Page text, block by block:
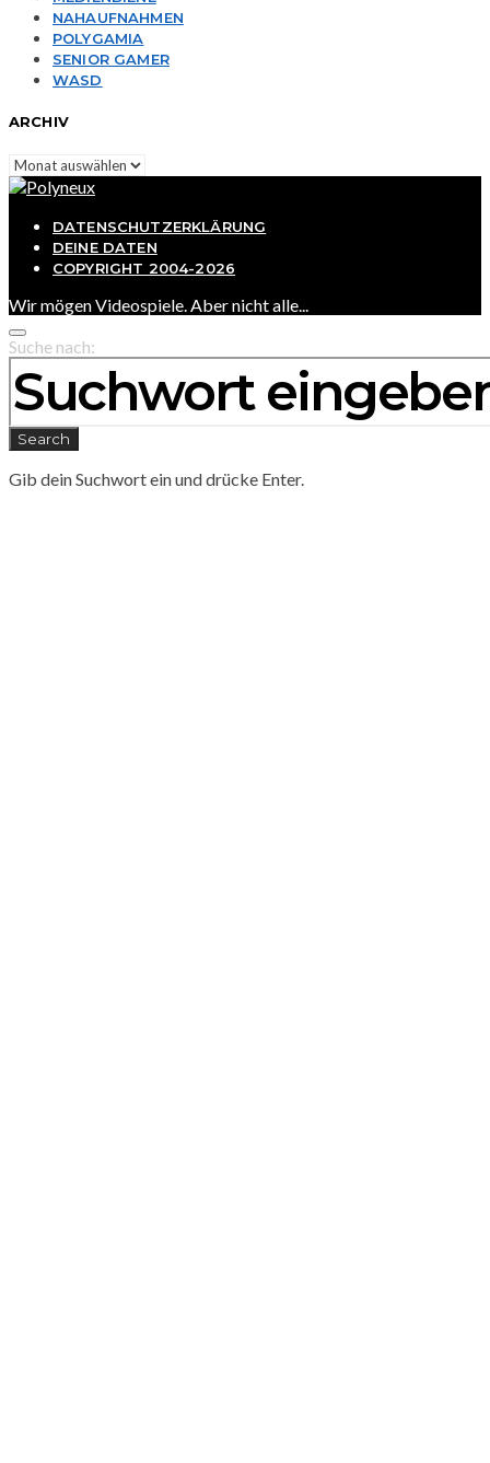
NAHAUFNAHMEN
POLYGAMIA
SENIOR GAMER
WASD
ARCHIV
Archiv
DATENSCHUTZERKLÄRUNG
DEINE DATEN
COPYRIGHT 2004-2026
Wir mögen Videospiele. Aber nicht alle...
Suche nach:
Search
Gib dein Suchwort ein und drücke Enter.